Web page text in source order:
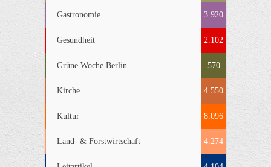
Gastronomie 3.920
Gesundheit 2.102
Grüne Woche Berlin 570
Kirche 4.550
Kultur 8.096
Land- & Forstwirtschaft 4.274